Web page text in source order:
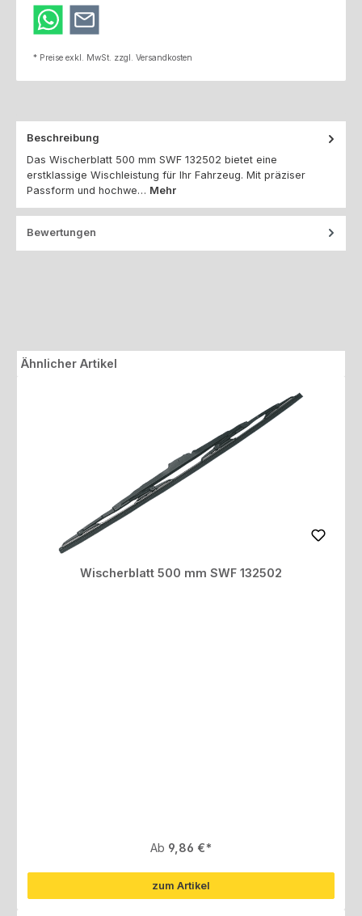
* Preise exkl. MwSt. zzgl. Versandkosten
Beschreibung
Das Wischerblatt 500 mm SWF 132502 bietet eine
erstklassige Wischleistung für Ihr Fahrzeug. Mit präziser
Passform und hochwe… Mehr
Bewertungen
Produktgalerie überspringen
Ähnlicher Artikel
Wischerblatt 500 mm SWF 132502
Regulärer Preis:
Ab 9,86 €
zum Artikel